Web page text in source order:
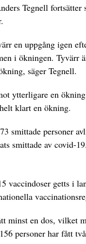
Tegnell
en uppgång igen
i ökningen. Tyvärr
säger Tegnell.
ytterligare en
klart en ökning.
smittade personer
smittade av covid-19.
vaccindoser getts i
minst en dos, vilket
personer har fått